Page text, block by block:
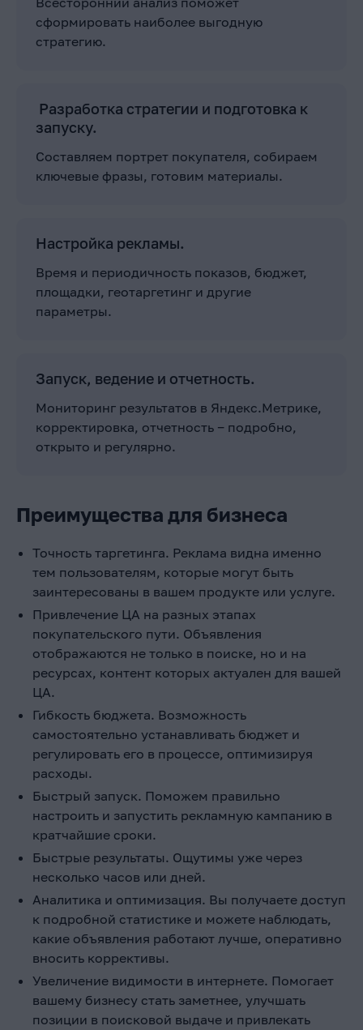
сформировать наиболее выгодную
стратегию.
Разработка стратегии и подготовка к
запуску.
Составляем портрет покупателя, собираем
ключевые фразы, готовим материалы.
Настройка рекламы.
Время и периодичность показов, бюджет,
площадки, геотаргетинг и другие
параметры.
Запуск, ведение и отчетность.
Мониторинг результатов в Яндекс.Метрике,
корректировка, отчетность ‒ подробно,
открыто и регулярно.
Преимущества для бизнеса
Точность таргетинга. Реклама видна именно
тем пользователям, которые могут быть
заинтересованы в вашем продукте или услуге.
Привлечение ЦА на разных этапах
покупательского пути. Объявления
отображаются не только в поиске, но и на
ресурсах, контент которых актуален для вашей
ЦА.
Гибкость бюджета. Возможность
самостоятельно устанавливать бюджет и
регулировать его в процессе, оптимизируя
расходы.
Быстрый запуск. Поможем правильно
настроить и запустить рекламную кампанию в
кратчайшие сроки.
Быстрые результаты. Ощутимы уже через
несколько часов или дней.
Аналитика и оптимизация. Вы получаете доступ
к подробной статистике и можете наблюдать,
какие объявления работают лучше, оперативно
вносить коррективы.
Увеличение видимости в интернете. Помогает
вашему бизнесу стать заметнее, улучшать
позиции в поисковой выдаче и привлекать